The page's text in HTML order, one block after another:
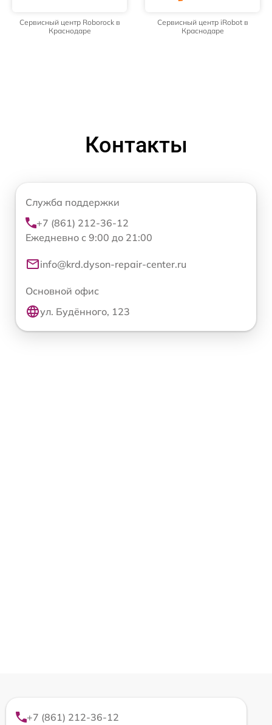
Сервисный центр Roborock в
Краснодаре
Сервисный центр iRobot в
Краснодаре
Контакты
Служба поддержки
+7 (861) 212-36-12
Ежедневно с 9:00 до 21:00
info@krd.dyson-repair-center.ru
Основной офис
ул. Будённого, 123
+7 (861) 212-36-12